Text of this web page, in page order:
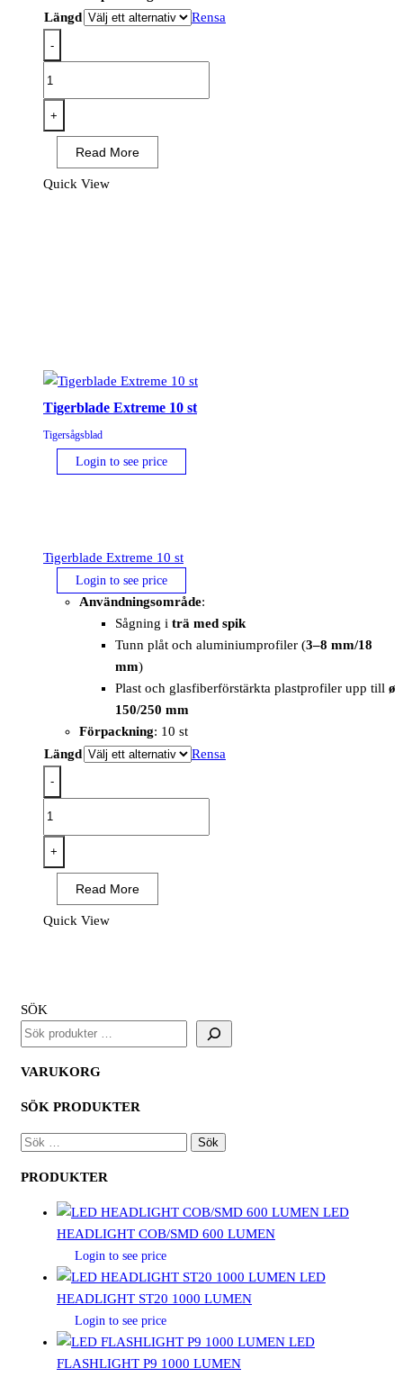
Längd
Rensa
-
st
mängd
+
Read More
Quick View
Tigerblade Extreme 10 st
Tigersågsblad
Login to see price
Tigerblade Extreme 10 st
Login to see price
Användningsområde:
Sågning i trä med spik
Tunn plåt och aluminiumprofiler (3–8 mm/18
mm)
Plast och glasfiberförstärkta plastprofiler upp till ø
150/250 mm
Förpackning: 10 st
Längd
Rensa
-
10
st
mängd
+
Read More
Quick View
SÖK
VARUKORG
SÖK PRODUKTER
SÖK
PRODUKTER
LED
HEADLIGHT COB/SMD 600 LUMEN
Login to see price
LED
HEADLIGHT ST20 1000 LUMEN
Login to see price
LED
FLASHLIGHT P9 1000 LUMEN